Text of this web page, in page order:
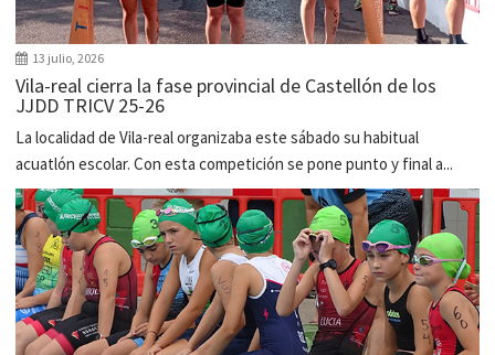
13 julio, 2026
Vila-real cierra la fase provincial de Castellón de los
JJDD TRICV 25-26
La localidad de Vila-real organizaba este sábado su habitual
acuatlón escolar. Con esta competición se pone punto y final a...